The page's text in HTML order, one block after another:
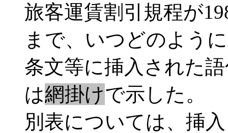
旅客運賃割引規程が
まで、いつどのよう
条文等に挿入された
は網掛けで示した。
別表については、挿